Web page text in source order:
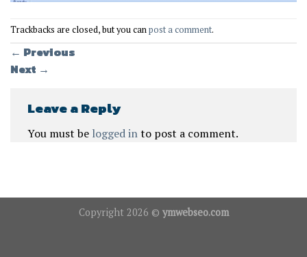
Trackbacks are closed, but you canpost a comment.
← Previous
Next →
Leave a Reply
You must be logged into post a comment.
Copyright 2026 © ymwebseo.com